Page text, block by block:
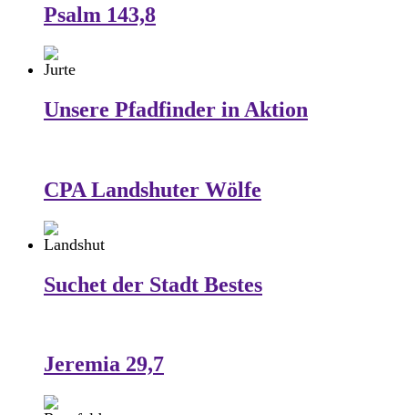
Psalm 143,8
Unsere Pfadfinder in Aktion
CPA Landshuter Wölfe
Suchet der Stadt Bestes
Jeremia 29,7